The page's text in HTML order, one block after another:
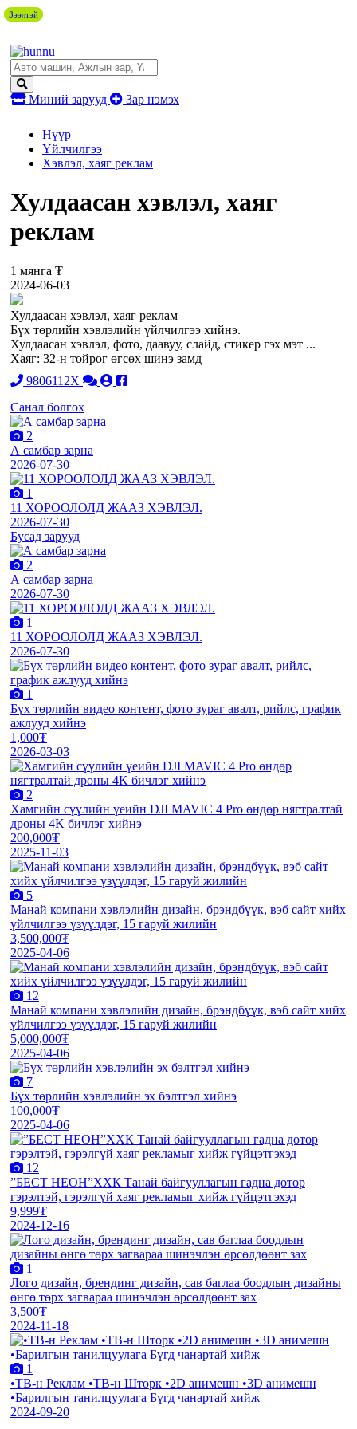
Миний зарууд Зар нэмэх
Нүүр
Үйлчилгээ
Хэвлэл, хаяг реклам
Хулдаасан хэвлэл, хаяг
реклам
1 мянга ₮
2024-06-03
Хулдаасан хэвлэл, хаяг реклам
Бүх төрлийн хэвлэлийн үйлчилгээ хийнэ.
Хулдаасан хэвлэл, фото, даавуу, слайд, стикер гэх мэт ...
Хаяг: 32-н тойрог өгсөх шинэ замд
9806112X
Санал болгох
2
А самбар зарна
2026-07-30
1
11 ХОРООЛОЛД ЖААЗ ХЭВЛЭЛ.
2026-07-30
Бусад зарууд
2
А самбар зарна
2026-07-30
1
11 ХОРООЛОЛД ЖААЗ ХЭВЛЭЛ.
2026-07-30
1
Бүх төрлийн видео контент, фото зураг авалт, рийлс, график
ажлууд хийнэ
1,000₮
2026-03-03
2
Хамгийн сүүлийн үеийн DJI MAVIC 4 Pro өндөр нягтралтай
дроны 4K бичлэг хийнэ
200,000₮
2025-11-03
Зээлтэй
5
Манай компани хэвлэлийн дизайн, брэндбүүк, вэб сайт хийх
үйлчилгээ үзүүлдэг, 15 гаруй жилийн
3,500,000₮
2025-04-06
Зээлтэй
12
Манай компани хэвлэлийн дизайн, брэндбүүк, вэб сайт хийх
үйлчилгээ үзүүлдэг, 15 гаруй жилийн
5,000,000₮
2025-04-06
7
Бүх төрлийн хэвлэлийн эх бэлтгэл хийнэ
100,000₮
2025-04-06
12
”БЕСТ НЕОН”ХХК Танай байгууллагын гадна дотор
гэрэлтэй, гэрэлгүй хаяг рекламыг хийж гүйцэтгэхэд
9,999₮
2024-12-16
1
Лого дизайн, брендинг дизайн, сав баглаа боодлын дизайны
өнгө төрх загвараа шинэчлэн өрсөлдөөнт зах
3,500₮
2024-11-18
1
•TВ-н Реклам •TВ-н Шторк •2D анимешн •3D анимешн
•Барилгын танилцуулага Бүгд чанартай хийж
2024-09-20